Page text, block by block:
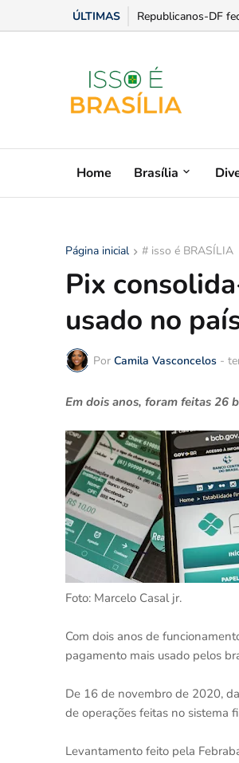
ÚLTIMAS Luis Miranda ganha
Home Brasília
Página inicial # isso é BRASÍLIA
Pix
usado no
Por Camila Vasconcelos -
Em dois anos, foram feitas 26
Foto: Marcelo Casal jr.
Com dois anos de
pagamento mais usado pelos
De 16 de novembro de 2020,
de operações feitas no sistema
Levantamento feito pela